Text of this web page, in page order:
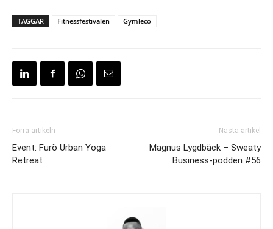
TAGGAR Fitnessfestivalen Gymleco
Förra artikeln
Event: Furö Urban Yoga
Retreat
Nästa artikel
Magnus Lygdbäck – Sweaty
Business-podden #56